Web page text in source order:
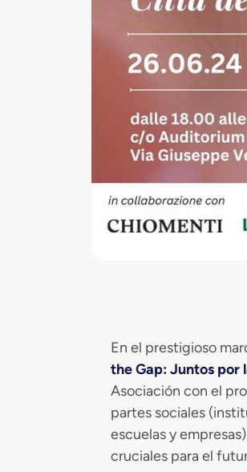
En el prestigioso
the Gap: Juntos por
Asociación con el
partes sociales
escuelas y
cruciales para el